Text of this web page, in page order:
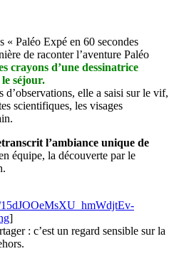
« Paléo Expé en 60 secondes
de raconter l’aventure Paléo
crayons d’une dessinatrice
séjour.
d’observations, elle a saisi sur le vif,
scientifiques, les visages
l’ambiance unique de
équipe, la découverte par le
]
: c’est un regard sensible sur la